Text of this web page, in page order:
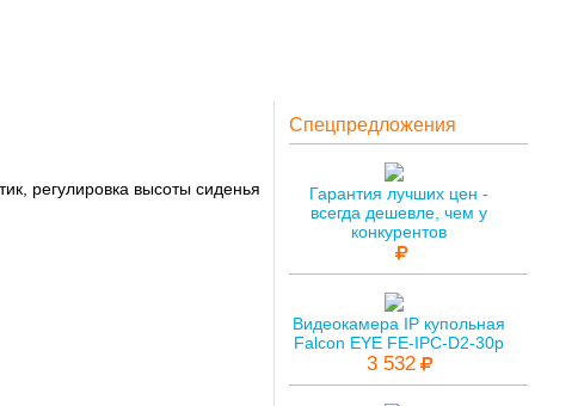
регулировка высоты сиденья
Спецпредложения
Гарантия лучших цен -
всегда дешевле, чем у
конкурентов
Видеокамера IP купольная
Falcon EYE FE-IPC-D2-30p
3 532